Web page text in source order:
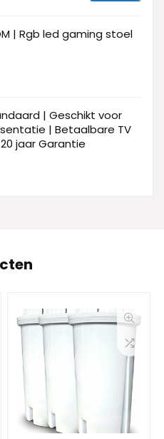
| Rgb led gaming stoel
| Geschikt voor
| Betaalbare TV
jaar Garantie